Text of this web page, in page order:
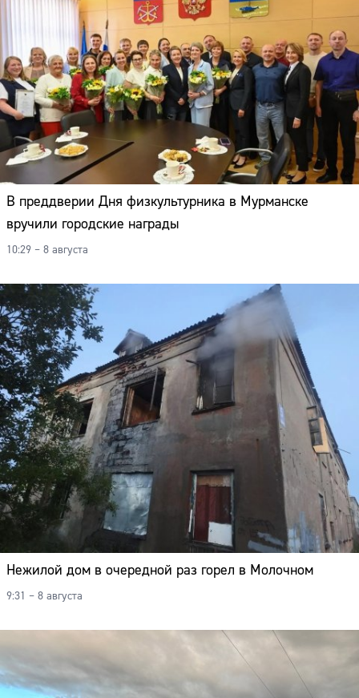
В преддверии Дня физкультурника в Мурманске
вручили городские награды
10:29 – 8 августа
Нежилой дом в очередной раз горел в Молочном
9:31 – 8 августа